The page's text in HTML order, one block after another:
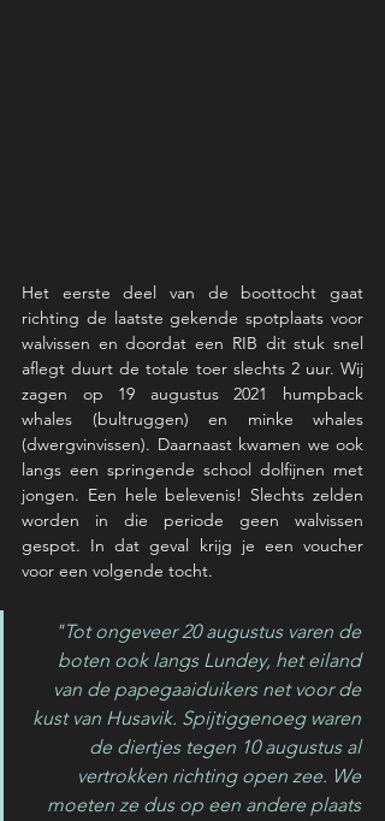
Het eerste deel van de boottocht gaat
richting de laatste gekende spotplaats voor
walvissen en doordat een RIB dit stuk snel
aflegt duurt de totale toer slechts 2 uur. Wij
zagen op 19 augustus 2021 humpback
whales (bultruggen) en minke whales
(dwergvinvissen). Daarnaast kwamen we ook
langs een springende school dolfijnen met
jongen. Een hele belevenis! Slechts zelden
worden in die periode geen walvissen
gespot. In dat geval krijg je een voucher
voor een volgende tocht.
"Tot ongeveer 20 augustus varen de
boten ook langs Lundey, het eiland
van de papegaaiduikers net voor de
kust van Husavik. Spijtiggenoeg waren
de diertjes tegen 10 augustus al
vertrokken richting open zee. We
moeten ze dus op een andere plaats